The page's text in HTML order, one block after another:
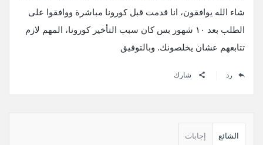
شاء الله يوافقون، انا قدمت قبل كورونا مباشرة ووافقوا على
الطلب بعد ١٠ شهور بس كان سبب التأخير كورونا، المهم لازم
تتابعهم عشان يخلصونك. وبالتوفيق
رد شارك
الجانبيةالشائع إجابات